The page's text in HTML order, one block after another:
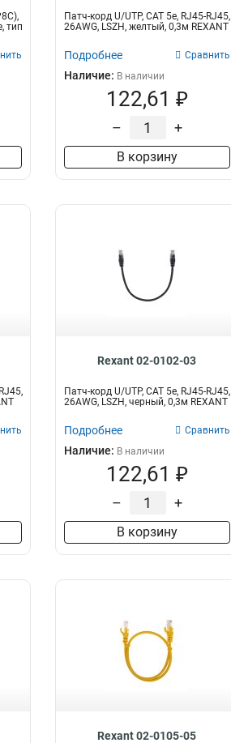
тип
Патч-корд U/UTP, CAT 5e, RJ45-RJ45,
26AWG, LSZH, желтый, 0,3м REXANT
Подробнее Сравнить
Наличие: В наличии
122,61 ₽
– +
В корзину
Rexant 02-0102-03
Патч-корд U/UTP, CAT 5e, RJ45-RJ45,
26AWG, LSZH, черный, 0,3м REXANT
Подробнее Сравнить
Наличие: В наличии
122,61 ₽
– +
В корзину
Rexant 02-0105-05